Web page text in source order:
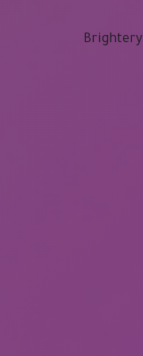
Brightery